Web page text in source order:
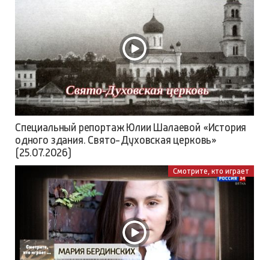
Специальный репортаж Юлии Шалаевой «История
одного здания. Свято-Духовская церковь»
(25.07.2026)
Смотрите, кто играет